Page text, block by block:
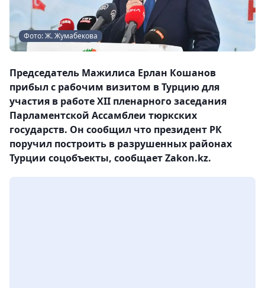
Фото: Ж. Жумабекова
Председатель Мажилиса Ерлан Кошанов
прибыл с рабочим визитом в Турцию для
участия в работе XII пленарного заседания
Парламентской Ассамблеи тюркских
государств. Он сообщил что президент РК
поручил построить в разрушенных районах
Турции соцобъекты, сообщает Zakon.kz.